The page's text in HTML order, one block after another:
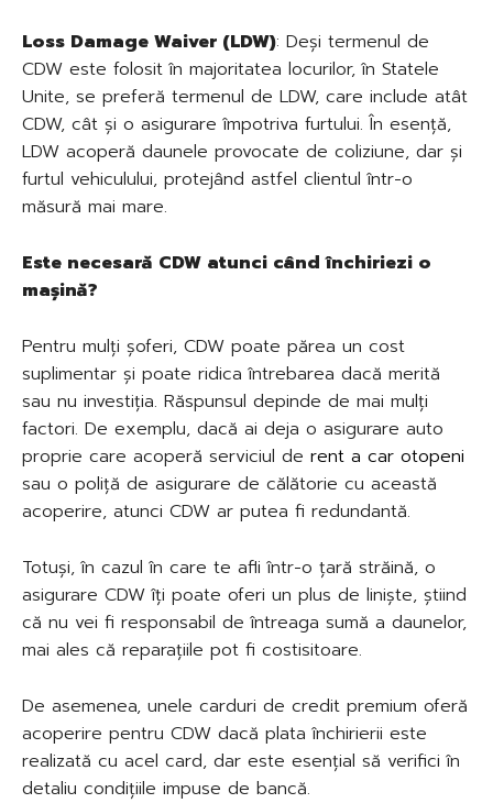
Loss Damage Waiver (LDW): Deși termenul de
CDW este folosit în majoritatea locurilor, în Statele
Unite, se preferă termenul de LDW, care include atât
CDW, cât și o asigurare împotriva furtului. În esență,
LDW acoperă daunele provocate de coliziune, dar și
furtul vehiculului, protejând astfel clientul într-o
măsură mai mare.
Este necesară CDW atunci când închiriezi o
mașină?
Pentru mulți șoferi, CDW poate părea un cost
suplimentar și poate ridica întrebarea dacă merită
sau nu investiția. Răspunsul depinde de mai mulți
factori. De exemplu, dacă ai deja o asigurare auto
proprie care acoperă serviciul de rent a car otopeni
sau o poliță de asigurare de călătorie cu această
acoperire, atunci CDW ar putea fi redundantă.
Totuși, în cazul în care te afli într-o țară străină, o
asigurare CDW îți poate oferi un plus de liniște, știind
că nu vei fi responsabil de întreaga sumă a daunelor,
mai ales că reparațiile pot fi costisitoare.
De asemenea, unele carduri de credit premium oferă
acoperire pentru CDW dacă plata închirierii este
realizată cu acel card, dar este esențial să verifici în
detaliu condițiile impuse de bancă.